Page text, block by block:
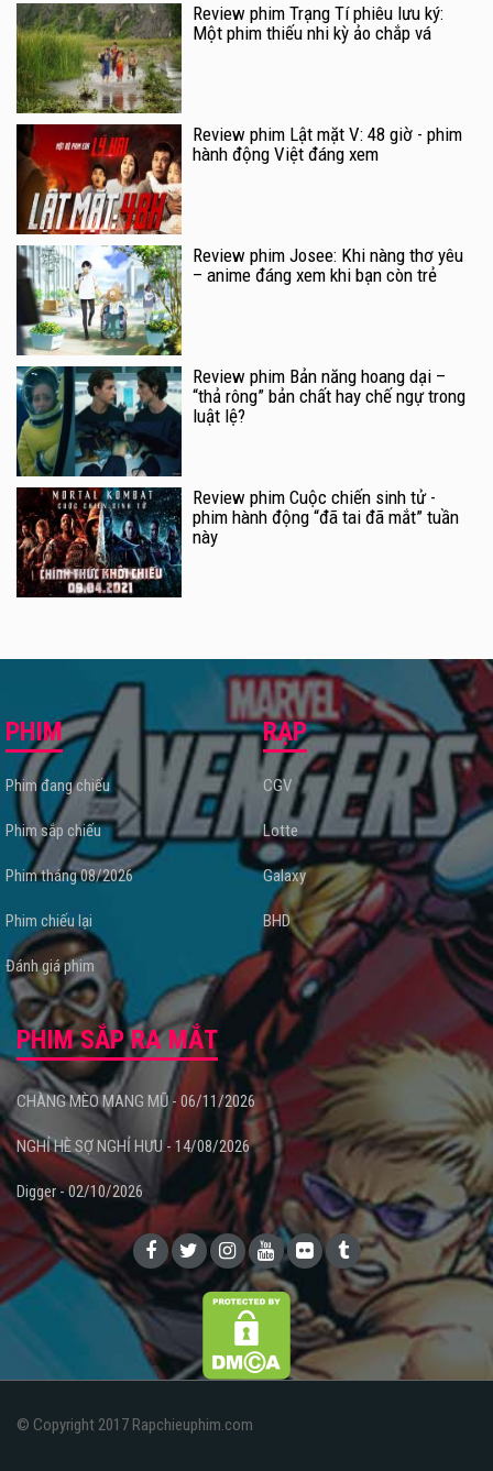
Review phim Trạng Tí phiêu lưu ký:
Một phim thiếu nhi kỳ ảo chắp vá
Review phim Lật mặt V: 48 giờ - phim
hành động Việt đáng xem
Review phim Josee: Khi nàng thơ yêu
– anime đáng xem khi bạn còn trẻ
Review phim Bản năng hoang dại –
“thả rông” bản chất hay chế ngự trong
luật lệ?
Review phim Cuộc chiến sinh tử -
phim hành động “đã tai đã mắt” tuần
này
PHIM
Phim đang chiếu
Phim sắp chiếu
Phim tháng 08/2026
Phim chiếu lại
Đánh giá phim
RẠP
CGV
Lotte
Galaxy
BHD
PHIM SẮP RA MẮT
CHÀNG MÈO MANG MŨ - 06/11/2026
NGHỈ HÈ SỢ NGHỈ HƯU - 14/08/2026
Digger - 02/10/2026
© Copyright 2017 Rapchieuphim.com